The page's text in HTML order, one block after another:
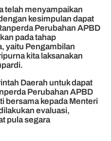
telah menyampaikan
kesimpulan dapat
Perubahan APBD
pada tahap
yaitu Pengambilan
kita laksanakan
Daerah untuk dapat
Perubahan APBD
bersama kepada Menteri
evaluasi,
pula segara